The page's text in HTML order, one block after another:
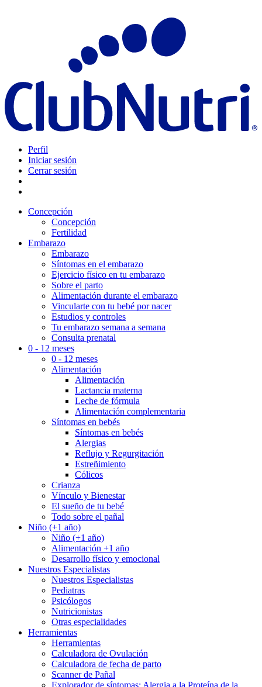
Perfil
Iniciar sesión
Cerrar sesión
Concepción
Concepción
Fertilidad
Embarazo
Embarazo
Síntomas en el embarazo
Ejercicio físico en tu embarazo
Sobre el parto
Alimentación durante el embarazo
Vincularte con tu bebé por nacer
Estudios y controles
Tu embarazo semana a semana
Consulta prenatal
0 - 12 meses
0 - 12 meses
Alimentación
Alimentación
Lactancia materna
Leche de fórmula
Alimentación complementaria
Síntomas en bebés
Síntomas en bebés
Alergias
Reflujo y Regurgitación
Estreñimiento
Cólicos
Crianza
Vínculo y Bienestar
El sueño de tu bebé
Todo sobre el pañal
Niño (+1 año)
Niño (+1 año)
Alimentación +1 año
Desarrollo físico y emocional
Nuestros Especialistas
Nuestros Especialistas
Pediatras
Psicólogos
Nutricionistas
Otras especialidades
Herramientas
Herramientas
Calculadora de Ovulación
Calculadora de fecha de parto
Scanner de Pañal
Explorador de síntomas: Alergia a la Proteína de la